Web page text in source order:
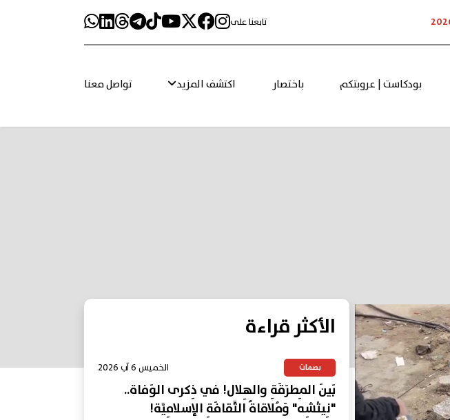
تابعنا على
بودكاست | عروبتكم باختصار اكتشف المزيد تواصل معنا
الأكثر قراءة
بصمات الخميس 6 آب 2026
بَينَ المِطرَقَةِ والهِلال! في ذِكرى الوَفاة..
"نِيتْشِه" وَمُلاقاةُ الثَّقافَةِ الإسلامِيَّة!